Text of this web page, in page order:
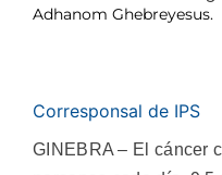
Adhanom Ghebreyesus.
Corresponsal de IPS
GINEBRA – El cáncer